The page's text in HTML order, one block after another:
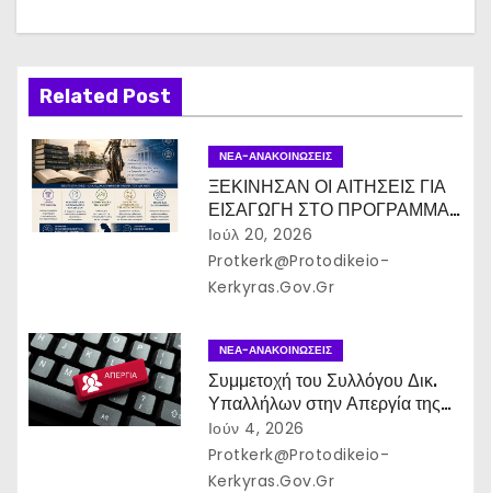
σ
η
ά
ρ
θ
ν
Related Post
ΝΈΑ-ΑΝΑΚΟΙΝΏΣΕΙΣ
ΞΕΚΙΝΗΣΑΝ ΟΙ ΑΙΤΗΣΕΙΣ ΓΙΑ
ΕΙΣΑΓΩΓΗ ΣΤΟ ΠΡΟΓΡΑΜΜΑ
ΜΕΤΑΠΤΥΧΙΑΚΩΝ ΣΠΟΥΔΩΝ
(ΠΜΣ) «ΘΕΩΡΙΑ ΔΙΚΑΙΟΥ ΚΑΙ
ΔΙΕΠΙΣΤΗΜΟΝΙΚΕΣ ΝΟΜΙΚΕΣ
ΣΠΟΥΔΕΣ»” της Νομικής
Πανεπιστημίου Θεσσαλονίκης
Ιούλ 20, 2026
Protkerk@protodikeio-
Kerkyras.gov.gr
ΝΈΑ-ΑΝΑΚΟΙΝΏΣΕΙΣ
Συμμετοχή του Συλλόγου Δικ.
Υπαλλήλων στην Απεργία της
ΟΔΥΕ στις 10-06-2026
Ιούν 4, 2026
Protkerk@protodikeio-
Kerkyras.gov.gr